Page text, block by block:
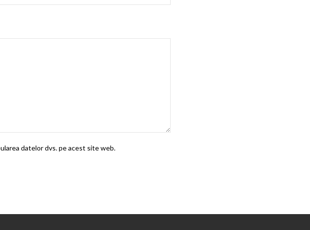
datelor dvs. pe acest site web.